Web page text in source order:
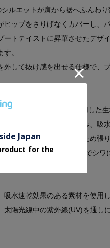
ルエットが肩から裾へふんわ
ヒップをさりげなくカバーし、
ートテイストに昇華させたデザ
。
外して抜け感を出せる仕様で、
ハニカムメッシュを採用した生
みで着用時の清涼感を生み、吸
通気を促し肌離れが良いため張
日差し対策も備え、軽量でシ
水速乾効果のある素材を使用
陽光線中の紫外線(UV)を通し